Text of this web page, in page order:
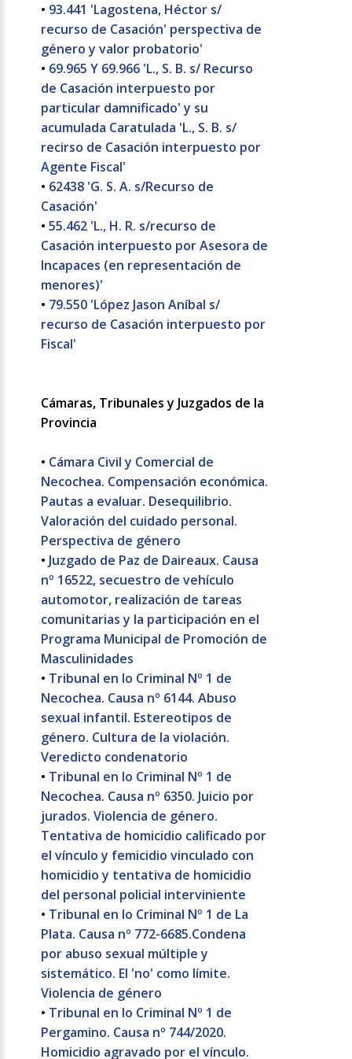
• 93.441 'Lagostena, Héctor s/
recurso de Casación' perspectiva de
género y valor probatorio'
• 69.965 Y 69.966 'L., S. B. s/ Recurso
de Casación interpuesto por
particular damnificado' y su
acumulada Caratulada 'L., S. B. s/
recirso de Casación interpuesto por
Agente Fiscal'
• 62438 'G. S. A. s/Recurso de
Casación'
•55.462 'L., H. R. s/recurso de
Casación interpuesto por Asesora de
Incapaces (en representación de
menores)'
• 79.550 'López Jason Aníbal s/
recurso de Casación interpuesto por
Fiscal'
Cámaras, Tribunales y Juzgados de la
Provincia
• Cámara Civil y Comercial de
Necochea. Compensación económica.
Pautas a evaluar. Desequilibrio.
Valoración del cuidado personal.
Perspectiva de género
• Juzgado de Paz de Daireaux. Causa
nº 16522, secuestro de vehículo
automotor, realización de tareas
comunitarias y la participación en el
Programa Municipal de Promoción de
Masculinidades
• Tribunal en lo Criminal Nº 1 de
Necochea. Causa nº 6144. Abuso
sexual infantil. Estereotipos de
género. Cultura de la violación.
Veredicto condenatorio
• Tribunal en lo Criminal Nº 1 de
Necochea. Causa nº 6350. Juicio por
jurados. Violencia de género.
Tentativa de homicidio calificado por
el vínculo y femicidio vinculado con
homicidio y tentativa de homicidio
del personal policial interviniente
• Tribunal en lo Criminal Nº 1 de La
Plata. Causa nº 772-6685.Condena
por abuso sexual múltiple y
sistemático. El 'no' como límite.
Violencia de género
• Tribunal en lo Criminal Nº 1 de
Pergamino. Causa nº 744/2020.
Homicidio agravado por el vínculo.